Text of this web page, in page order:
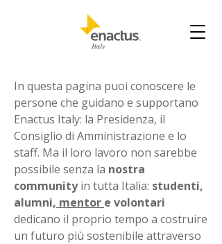
In questa pagina puoi conoscere le
persone che guidano e supportano
Enactus Italy: la Presidenza, il
Consiglio di Amministrazione e lo
staff. Ma il loro lavoro non sarebbe
possibile senza la nostra
communityin tutta Italia: studenti,
alumni, mentor e volontari
dedicano il proprio tempo a costruire
un futuro più sostenibile attraverso